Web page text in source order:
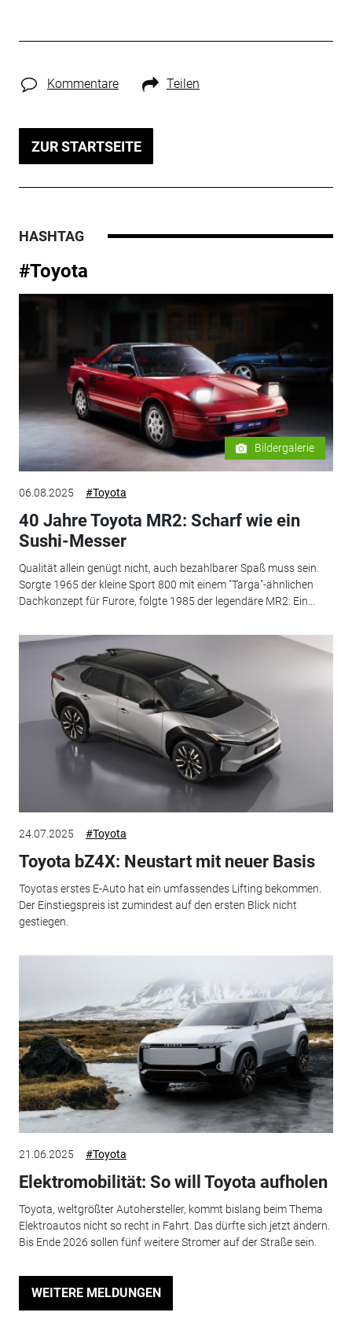
Kommentare Teilen
ZUR STARTSEITE
HASHTAG
#Toyota
Bildergalerie
06.08.2025 #Toyota
40 Jahre Toyota MR2: Scharf wie ein
Sushi-Messer
Qualität allein genügt nicht, auch bezahlbarer Spaß muss sein.
Sorgte 1965 der kleine Sport 800 mit einem "Targa"-ähnlichen
Dachkonzept für Furore, folgte 1985 der legendäre MR2: Ein...
24.07.2025 #Toyota
Toyota bZ4X: Neustart mit neuer Basis
Toyotas erstes E-Auto hat ein umfassendes Lifting bekommen.
Der Einstiegspreis ist zumindest auf den ersten Blick nicht
gestiegen.
21.06.2025 #Toyota
Elektromobilität: So will Toyota aufholen
Toyota, weltgrößter Autohersteller, kommt bislang beim Thema
Elektroautos nicht so recht in Fahrt. Das dürfte sich jetzt ändern.
Bis Ende 2026 sollen fünf weitere Stromer auf der Straße sein.
WEITERE MELDUNGEN